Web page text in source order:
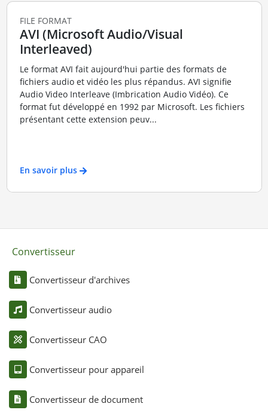
FILE FORMAT
AVI (Microsoft Audio/Visual
Interleaved)
Le format AVI fait aujourd'hui partie des formats de
fichiers audio et vidéo les plus répandus. AVI signifie
Audio Video Interleave (Imbrication Audio Vidéo). Ce
format fut développé en 1992 par Microsoft. Les fichiers
présentant cette extension peuv...
En savoir plus
Convertisseur
Convertisseur d'archives
Convertisseur audio
Convertisseur CAO
Convertisseur pour appareil
Convertisseur de document